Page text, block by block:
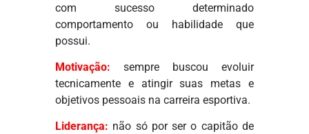
com sucesso determinado
comportamento ou habilidade que
possui.
Motivação: sempre buscou evoluir
tecnicamente e atingir suas metas e
objetivos pessoais na carreira esportiva.
Liderança: não só por ser o capitão de